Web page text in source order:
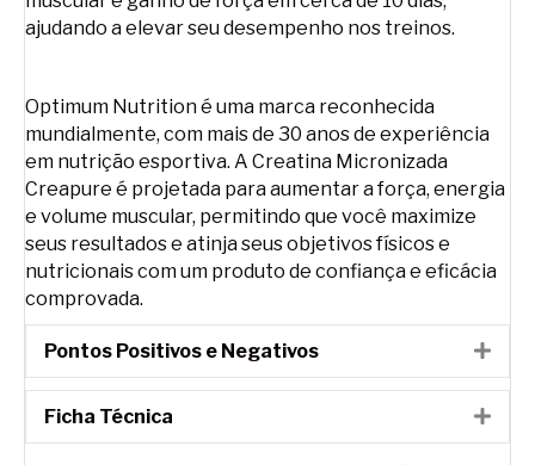
ajudando a elevar seu desempenho nos treinos.
Optimum Nutrition é uma marca reconhecida
mundialmente, com mais de 30 anos de experiência
em nutrição esportiva. A Creatina Micronizada
Creapure é projetada para aumentar a força, energia
e volume muscular, permitindo que você maximize
seus resultados e atinja seus objetivos físicos e
nutricionais com um produto de confiança e eficácia
comprovada.
Pontos Positivos e Negativos
Ficha Técnica